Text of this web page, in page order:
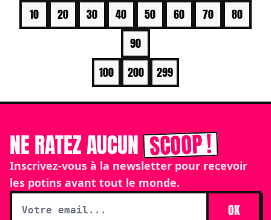
10
20 30 40 50 60 70
80
90
100
200 299
NE RATEZ AUCUNSCOOP !
Inscrivez-vous à la newsletter pour recevoir
les potins avant tout le monde.
OK